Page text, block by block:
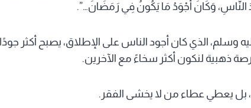
النَّاسِ، وَكَانَ أَجْوَدُ مَا يَكُونُ فِي رَمَضَانَ…”.
وسلم، الذي كان أجود الناس على الإطلاق، يصبح أكثر جودًا
ذهبية لنكون أكثر سخاءً مع الآخرين.
بل يعطي عطاء من لا يخشى الفقر.